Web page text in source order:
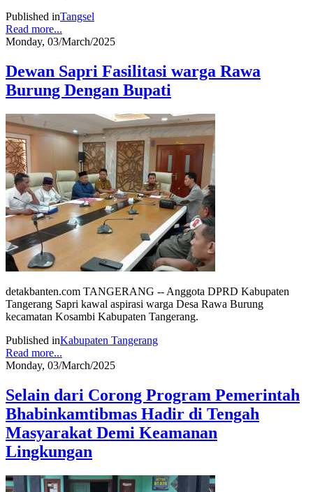
Published inTangsel
Read more...
Monday, 03/March/2025
Dewan Sapri Fasilitasi warga Rawa
Burung Dengan Bupati
detakbanten.com TANGERANG -- Anggota DPRD Kabupaten
Tangerang Sapri kawal aspirasi warga Desa Rawa Burung
kecamatan Kosambi Kabupaten Tangerang.
Published inKabupaten Tangerang
Read more...
Monday, 03/March/2025
Selain dari Corong Program Pemerintah
Bhabinkamtibmas Hadir di Tengah
Masyarakat Demi Keamanan
Lingkungan